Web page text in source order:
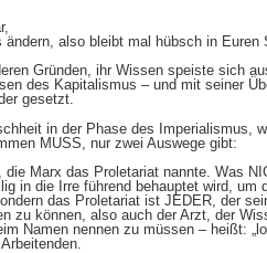
also bleibt mal hübsch in Euren
Gründen, ihr Wissen speiste sich
des Kapitalismus – und mit seiner
gesetzt.
in der Phase des Imperialismus,
MUSS, nur zwei Auswege gibt:
Marx das Proletariat nannte. Was
in die Irre führend behauptet wird, um
das Proletariat ist JEDER, der
zu können, also auch der Arzt, der
Namen nennen zu müssen – heißt: